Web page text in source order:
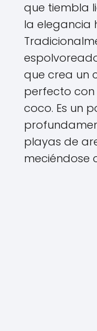
que tiembla
la elegancia
que crea un
perfecto
coco. Es un
playas de
meciéndose